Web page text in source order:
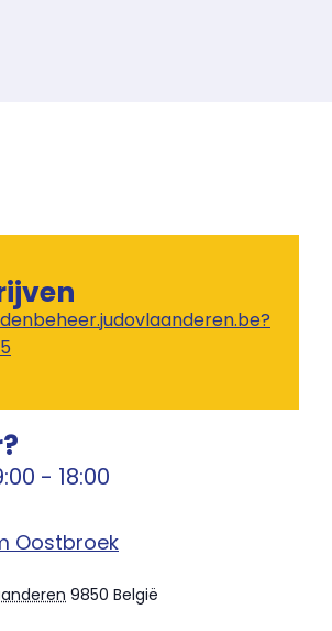
- 18:00
Oostbroek
9850 België